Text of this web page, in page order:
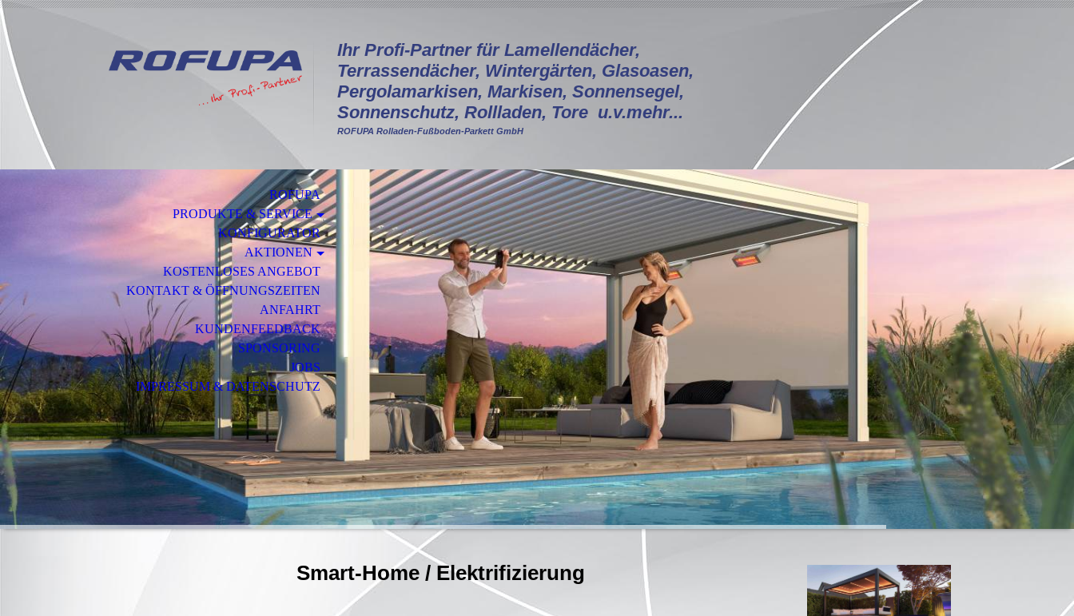
Ihr Profi-Partner für Lamellendächer,
Terrassendächer, Wintergärten, Glasoasen,
Pergolamarkisen, Markisen, Sonnensegel,
Sonnenschutz, Rollladen, Tore u.v.mehr...
ROFUPA Rolladen-Fußboden-Parkett GmbH
ROFUPA
PRODUKTE & SERVICE
KONFIGURATOR
AKTIONEN
KOSTENLOSES ANGEBOT
KONTAKT & ÖFFNUNGSZEITEN
ANFAHRT
KUNDENFEEDBACK
SPONSORING
JOBS
IMPRESSUM & DATENSCHUTZ
Smart-Home / Elektrifizierung